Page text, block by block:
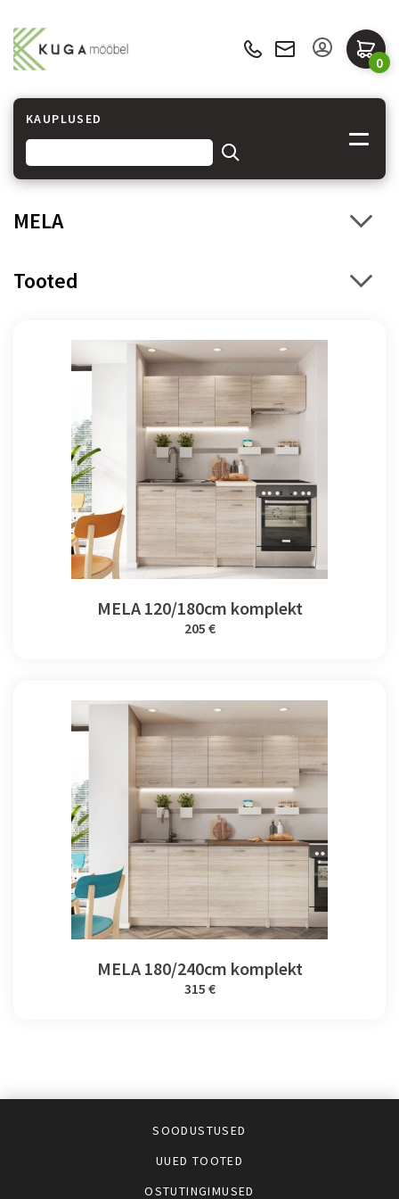
0
KAUPLUSED
MELA
Tooted
MELA 120/180cm komplekt
205 €
MELA 180/240cm komplekt
315 €
SOODUSTUSED
UUED TOOTED
OSTUTINGIMUSED